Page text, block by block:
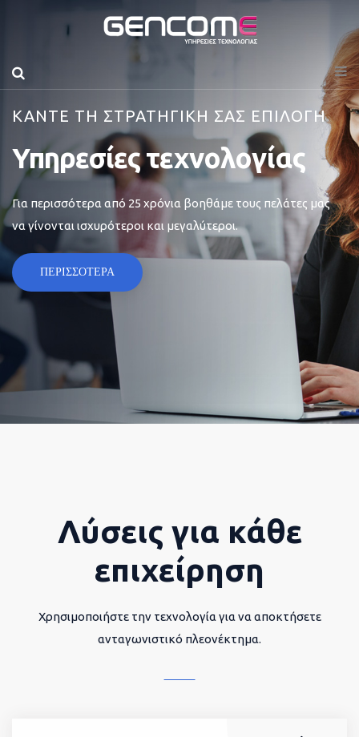
ΚΑΝΤΕ ΤΗ ΣΤΡΑΤΗΓΙΚΗ ΣΑΣ ΕΠΙΛΟΓΗ
Υπηρεσίες τεχνολογίας
Για περισσότερα από 25 χρόνια βοηθάμε τους πελάτες μας
να γίνονται ισχυρότεροι και μεγαλύτεροι.
ΠΕΡΙΣΣΟΤΕΡΑ
Λύσεις για κάθε
επιχείρηση
Χρησιμοποιήστε την τεχνολογία για να αποκτήσετε
ανταγωνιστικό πλεονέκτημα.